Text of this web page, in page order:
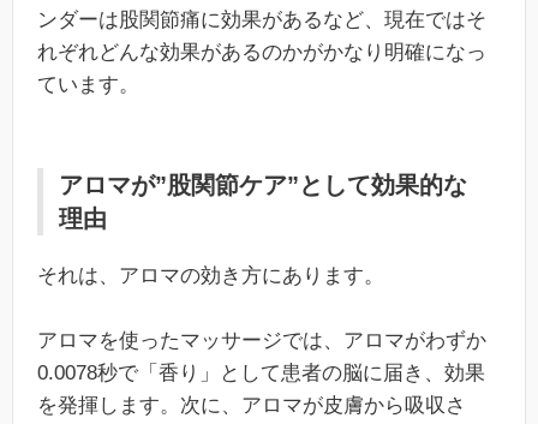
ンダーは股関節痛に効果があるなど、現在ではそ
れぞれどんな効果があるのかがかなり明確になっ
ています。
アロマが”股関節ケア”として効果的な
理由
それは、アロマの効き方にあります。
アロマを使ったマッサージでは、アロマがわずか
0.0078秒で「香り」として患者の脳に届き、効果
を発揮します。次に、アロマが皮膚から吸収さ